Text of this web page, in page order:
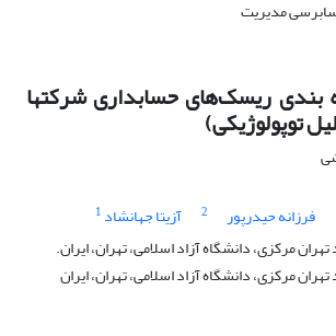
بندی ‌‌ریسک‌های حسابداری شرکتها
توپولوژیکی)
فرزانه حیدرپور 2 آزیتا جهانشاد 1
مرکزی، دانشگاه آزاد اسلامی، تهران، ایران.
مرکزی، دانشگاه آزاد اسلامی، تهران، ایران